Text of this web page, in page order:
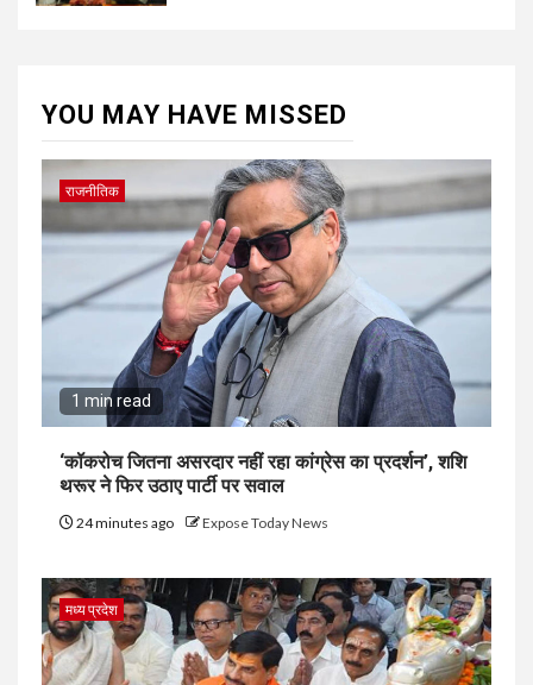
YOU MAY HAVE MISSED
राजनीतिक
1 min read
‘कॉकरोच जितना असरदार नहीं रहा कांग्रेस का प्रदर्शन’, शशि
थरूर ने फिर उठाए पार्टी पर सवाल
24 minutes ago Expose Today News
मध्य प्रदेश